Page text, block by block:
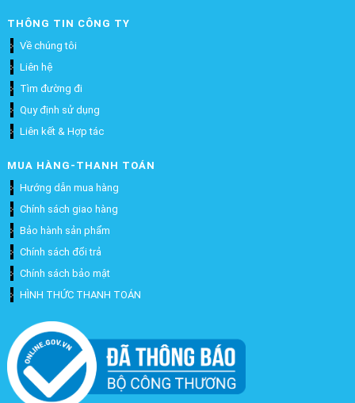
THÔNG TIN CÔNG TY
Về chúng tôi
Liên hệ
Tìm đường đi
Quy định sử dụng
Liên kết & Hợp tác
MUA HÀNG-THANH TOÁN
Hướng dẫn mua hàng
Chính sách giao hàng
Bảo hành sản phẩm
Chính sách đổi trả
Chính sách bảo mật
HÌNH THỨC THANH TOÁN